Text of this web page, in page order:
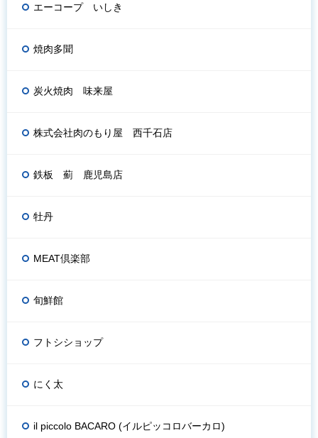
エーコープ いしき
焼肉多聞
炭火焼肉 味来屋
株式会社肉のもり屋 西千石店
鉄板 薊 鹿児島店
牡丹
MEAT倶楽部
旬鮮館
フトシショップ
にく太
il piccolo BACARO (イルピッコロバーカロ)